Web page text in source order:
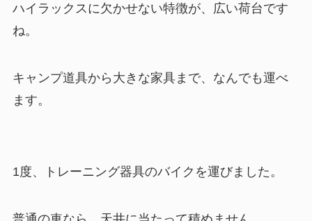
ハイラックスに欠かせない特徴が、広い荷台です
ね。
キャンプ道具から大きな家具まで、なんでも運べ
ます。
1度、トレーニング器具のバイクを運びました。